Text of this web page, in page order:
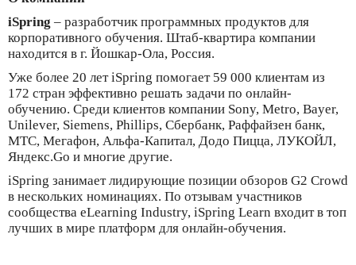
iSpring – разработчик программных продуктов для
корпоративного обучения. Штаб-квартира компании
находится в г. Йошкар-Ола, Россия.
Уже более 20 лет iSpring помогает 59 000 клиентам из
172 стран эффективно решать задачи по онлайн-
обучению. Среди клиентов компании Sony, Metro, Bayer,
Unilever, Siemens, Phillips, Сбербанк, Раффайзен банк,
МТС, Мегафон, Альфа-Капитал, Додо Пицца, ЛУКОЙЛ,
Яндекс.Go и многие другие.
iSpring занимает лидирующие позиции обзоров G2 Crowd
в нескольких номинациях. По отзывам участников
сообщества eLearning Industry, iSpring Learn входит в топ
лучших в мире платформ для онлайн-обучения.